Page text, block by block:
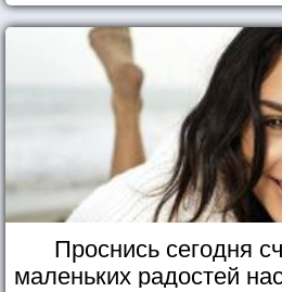
Проснись сегодня
маленьких радостей